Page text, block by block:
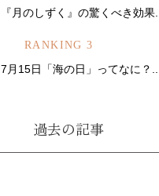
『月のしずく』の驚くべき効果...
RANKING 3
7月15日「海の日」ってなに？...
過去の記事